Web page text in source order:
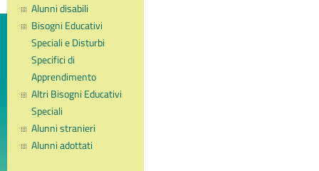
Alunni disabili
Bisogni Educativi
Speciali e Disturbi
Specifici di
Apprendimento
Altri Bisogni Educativi
Speciali
Alunni stranieri
Alunni adottati